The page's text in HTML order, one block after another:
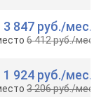
3 847 руб./мес.
6 412 руб./мес.
1 924 руб./мес.
3 206 руб./мес.